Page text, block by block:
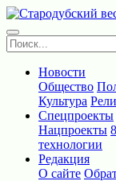
Новости
Общество
Культура
Спецпроекты
Нацпроекты
технологии
Редакция
О сайте